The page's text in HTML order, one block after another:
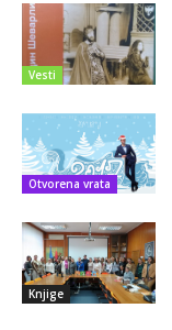
Vesti
Otvorena vrata
Knjige